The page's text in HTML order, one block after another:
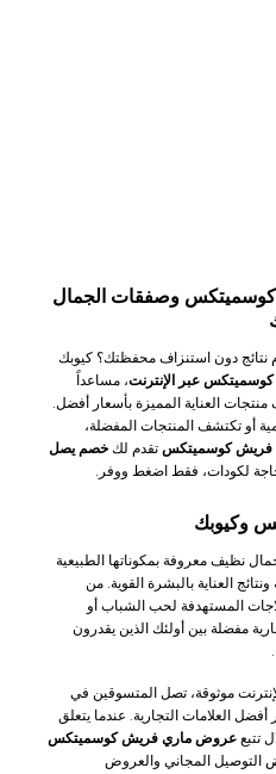
وصفقات الجمال
نتائج دون استنزاف محفظتك؟ كيوبك
عبر الإنترنت، مساعداً
العناية المميزة بأسعار أفضل.
أو تكتشف المنتجات المفضلة،
فريش كوسميتكس تقدم لك خصم يصل
لكودات، فقط اضغط ووفر.
وكيوبك
نظيف معروفة بمكوناتها الطبيعية
العناية بالبشرة القوية. من
المستهدفة لحب الشباب أو
مفضلة بين أولئك الذين يقدرون
موثوقة، تصل المتسوقين في
العلامات التجارية. عندما يتعلق
تتبع عروض ماري فريش كوسميتكس
التوصيل المجاني والعروض